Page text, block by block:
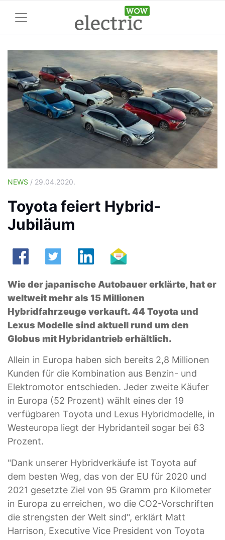
NEWS / 29.04.2020.
Toyota feiert Hybrid-
Jubiläum
Wie der japanische Autobauer erklärte, hat er
weltweit mehr als 15 Millionen
Hybridfahrzeuge verkauft. 44 Toyota und
Lexus Modelle sind aktuell rund um den
Globus mit Hybridantrieb erhältlich.
Allein in Europa haben sich bereits 2,8 Millionen
Kunden für die Kombination aus Benzin- und
Elektromotor entschieden. Jeder zweite Käufer
in Europa (52 Prozent) wählt eines der 19
verfügbaren Toyota und Lexus Hybridmodelle, in
Westeuropa liegt der Hybridanteil sogar bei 63
Prozent.
"Dank unserer Hybridverkäufe ist Toyota auf
dem besten Weg, das von der EU für 2020 und
2021 gesetzte Ziel von 95 Gramm pro Kilometer
in Europa zu erreichen, wo die CO2-Vorschriften
die strengsten der Welt sind", erklärt Matt
Harrison, Executive Vice President von Toyota